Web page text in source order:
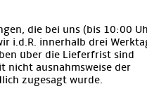
die bei uns (bis 10:00
i.d.R. innerhalb drei
über die Lieferfrist sind
nicht ausnahmsweise der
zugesagt wurde.